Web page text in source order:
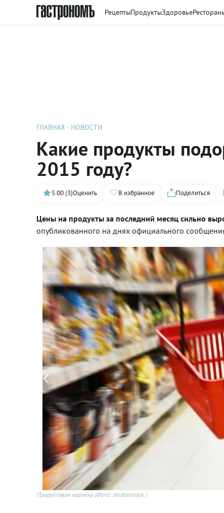
РецептыПродуктыЗдоровье
ГЛАВНАЯ НОВОСТИ
Какие продукты
2015 году?
5.00 (3)Оценить В избранное Поделиться
Цены на продукты за последний месяц сильно
опубликованного на днях официального
Продуктовая корзина (Фото: shutterstock )